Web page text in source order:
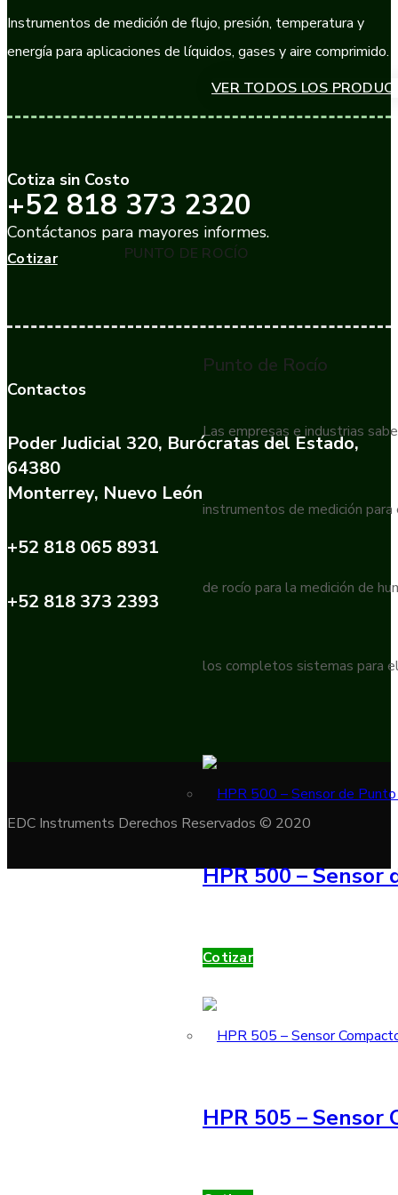
VER TODOS LOS
PUNTO DE ROCÍO
Punto de Rocío
Las empresas e industrias
instrumentos de medición
de rocío para la medición de
los completos sistemas para
HPR 500 –
Cotizar
HPR 505 – Sensor
Instrumentos de medición de flujo, presión, temperatura y
energía para aplicaciones de líquidos, gases y aire comprimido.
Cotiza sin Costo
+52 818 373 2320
Contáctanos para mayores informes.
Cotizar
Contactos
Poder Judicial 320, Burócratas del Estado,
64380
Monterrey, Nuevo León
+52 818 065 8931
+52 818 373 2393
EDC Instruments Derechos Reservados © 2020